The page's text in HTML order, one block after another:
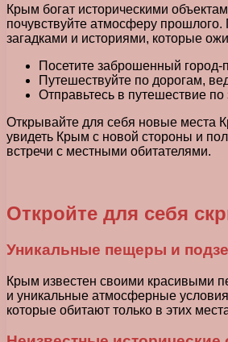
Крым богат историческими
почувствуйте атмосферу
загадками и историями, которые
Посетите заброшенный город-
Путешествуйте по дорогам,
Отправьтесь в путешествие
Открывайте для себя новые места
увидеть Крым с новой стороны и
встречи с местными обитателями.
Откройте для себя
Уникальные пещеры и
Крым известен своими красивыми
и уникальные атмосферные
которые обитают только в этих